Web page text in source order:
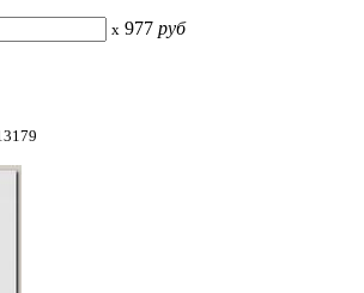
x 977 руб